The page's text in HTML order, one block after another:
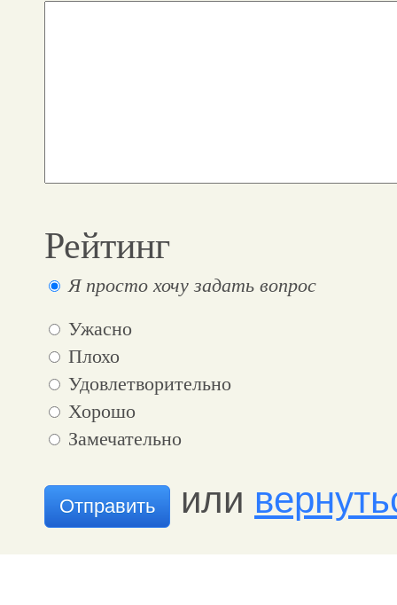
Рейтинг
Я просто хочу задать вопрос
Ужасно
Плохо
Удовлетворительно
Хорошо
Замечательно
Отправить или